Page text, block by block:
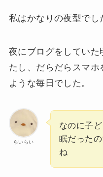
私はかなりの夜型でし
夜にブログをしていた
たし、だらだらスマホ
ような毎日でした。
らいらい
なのに子
眠だった
ね